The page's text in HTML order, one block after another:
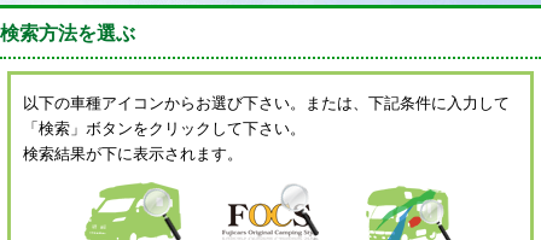
検索方法を選ぶ
以下の車種アイコンからお選び下さい。または、下記条件に入力して
「検索」ボタンをクリックして下さい。
検索結果が下に表示されます。